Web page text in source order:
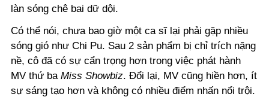
làn sóng chê bai dữ dội.
Có thể nói, chưa bao giờ một ca sĩ lại phải gặp nhiều
sóng gió như Chi Pu. Sau 2 sản phẩm bị chỉ trích nặng
nề, cô đã có sự cẩn trọng hơn trong việc phát hành
MV thứ ba Miss Showbiz. Đổi lại, MV cũng hiền hơn, ít
sự sáng tạo hơn và không có nhiều điểm nhấn nổi trội.